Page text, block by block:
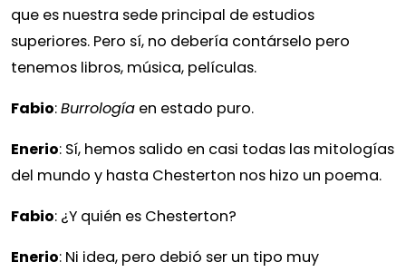
que es nuestra sede principal de estudios
superiores. Pero sí, no debería contárselo pero
tenemos libros, música, películas.
Fabio:Burrología en estado puro.
Enerio: Sí, hemos salido en casi todas las mitologías
del mundo y hasta Chesterton nos hizo un poema.
Fabio: ¿Y quién es Chesterton?
Enerio: Ni idea, pero debió ser un tipo muy